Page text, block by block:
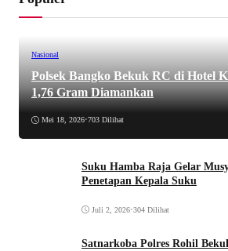
Nasional
Polsek Bangko Bekuk RC di Hotel
1,76 Gram Diamankan
Mei 18, 2026•703 Dilihat
Suku Hamba Raja Gelar
Penetapan Kepala Suku
Juli 2, 2026•304 Dilihat
Satnarkoba Polres Rohil